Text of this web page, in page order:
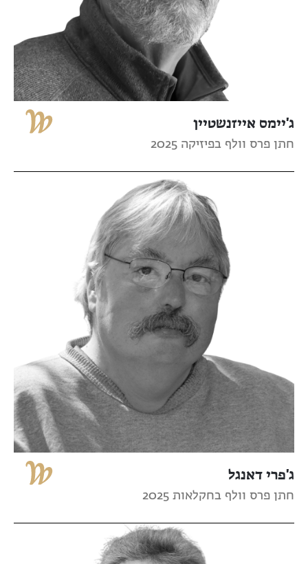
ג'יימס אייזנשטיין
חתן פרס וולף בפיזיקה 2025
ג'פרי דאנגל
חתן פרס וולף בחקלאות 2025